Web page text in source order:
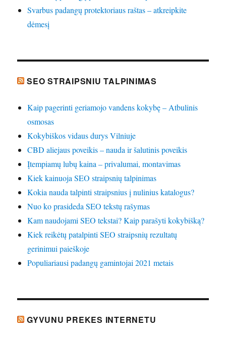
Svarbus padangų protektoriaus raštas – atkreipkite
dėmesį
SEO STRAIPSNIU TALPINIMAS
Kaip pagerinti geriamojo vandens kokybę – Atbulinis
osmosas
Kokybiškos vidaus durys Vilniuje
CBD aliejaus poveikis – nauda ir šalutinis poveikis
Įtempiamų lubų kaina – privalumai, montavimas
Kiek kainuoja SEO straipsnių talpinimas
Kokia nauda talpinti straipsnius į nulinius katalogus?
Nuo ko prasideda SEO tekstų rašymas
Kam naudojami SEO tekstai? Kaip parašyti kokybišką?
Kiek reikėtų patalpinti SEO straipsnių rezultatų
gerinimui paieškoje
Populiariausi padangų gamintojai 2021 metais
GYVUNU PREKES INTERNETU